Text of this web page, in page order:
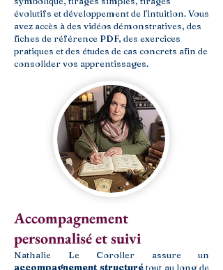
évolutifs et développement de l'intuition. Vous
avez accès à des vidéos démonstratives, des
fiches de référence PDF, des exercices
pratiques et des études de cas concrets afin de
consolider vos apprentissages.
Accompagnement
personnalisé et suivi
Nathalie Le Coroller assure un
accompagnement structurétout au long de